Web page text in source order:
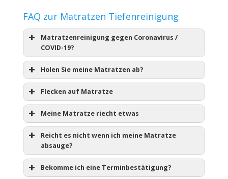
FAQ zur Matratzen Tiefenreinigung
Matratzenreinigung gegen Coronavirus /
COVID-19?
Holen Sie meine Matratzen ab?
Flecken auf Matratze
Meine Matratze riecht etwas
Reicht es nicht wenn ich meine Matratze
absauge?
Bekomme ich eine Terminbestätigung?